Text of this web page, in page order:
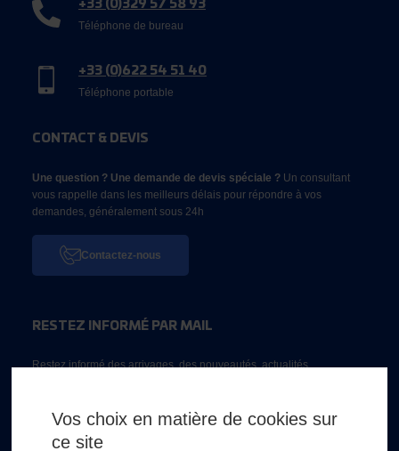
+33 (0)329 57 58 93
Téléphone de bureau
+33 (0)622 54 51 40
Téléphone portable
CONTACT & DEVIS
Une question ? Une demande de devis spéciale ? Un consultant
vous rappelle dans les meilleurs délais pour répondre à vos
demandes, généralement sous 24h
Contactez-nous
RESTEZ INFORMÉ PAR MAIL
Restez informé des arrivages, des nouveautés, actualités...
Vos choix en matière de cookies sur
ce site